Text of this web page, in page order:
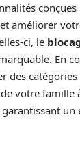
et améliorer
ci, le
En
des
votre famille
un